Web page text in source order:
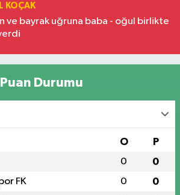
KOÇAK
ve bayrak uğruna baba - oğul birlikte
Durumu
O P
0 0
FK 0 0